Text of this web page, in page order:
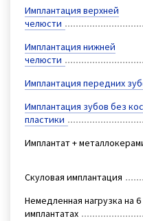
Имплантация верхней
челюсти
Имплантация нижней
челюсти
Имплантация передних
Имплантация зубов без
пластики
Имплантат +
Скуловая имплантация
Немедленная нагрузка на 6
имплантатах